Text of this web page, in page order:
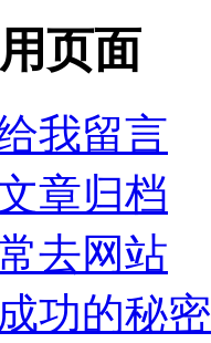
页面
我留言
章归档
去网站
成功的秘密